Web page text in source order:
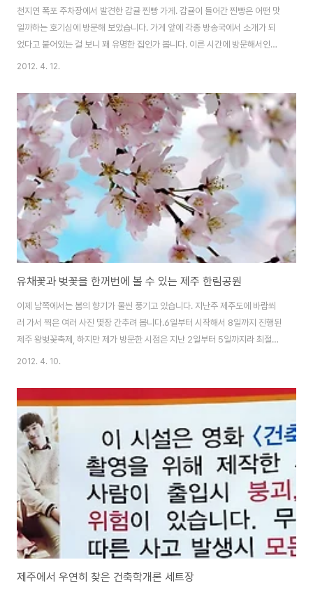
천지연 폭포 주차장에서 발견한 감귤 찐빵 가게. 감귤이 들어간 찐빵은 어떤 맛
일까하는 호기심에 방문해 보았습니다. 가게 앞에 각종 방송국에서 소개가 되
었다고 붙어있는 걸 보니 꽤 유명한 집인가 봅니다. 이른 시간에 방문해서인지
주인 아저씨께서는 이제 막 빵 만들려고 준비하고 있었다고 하셨습니다. 그래
맛볼 수 있는 거라 맛이라도 꼭 봐야 겠다는 일념하에 그거라도 맛보고 싶다고
했습니다. 아저씨가 다행히 몇 개가 있다시면서 전자렌지에 데워 주셨습니다.
그리도 돈도 받지 않으시고 차에서 먹을때 뜨거우니 받치고 먹으라고 종이까지
받쳐서 주셨습니다. 겉반죽에는 감귤 껍질이 들어가 상큼한 감귤 향기와 함께
약간 오렌지빛이 도는 찐빵. 반을 ..
2012. 4. 12.
유채꽃과 벚꽃을 한꺼번에 볼 수 있는 제주 한림공원
이제 남쪽에서는 봄의 향기가 물씬 풍기고 있습니다. 지난주 제주도에 바람쐬
러 가서 찍은 여러 사진 몇장 간추려 봅니다.6일부터 시작해서 8일까지 진행된
제주 왕벚꽃축제, 하지만 제가 방문한 시점은 지난 2일부터 5일까지라 최절정
기는 아니였습니다. 저도 왕벚꽃 축제를 보기 위해 종합경기장 일대에서 한다
다. 이동하면서 몇장 담아봤고, 제주 한림공원을 방문하니 유채꽃과 벚꽃을 실
컷 구경 할 기회가 생겼습니다. 아래는 유채꽃 위에는 벚꽃이 활짝 피어있는 이
풍경은 쉽사리 볼 수 없겠죠?이렇게 꽃구경을 실컷하니 정말 이젠 완연한 봄이
왔구나 느낍니다. 그리고 아주 선명한 파란 하늘아래 피어있는 벚꽃 사진 한장
으로 마무리 이제 다음주 서울에서..
2012. 4. 10.
제주에서 우연히 찾은 건축학개론 세트장